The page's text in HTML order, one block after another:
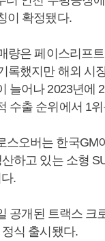
이 확정됐다.
량은 페이스리프
록했지만 해외 시
늘어나 2023년에
수출 순위에서 1
스오버는 한국GM
하고 있는 소형
.
공개된 트랙스 크
식 출시됐다.